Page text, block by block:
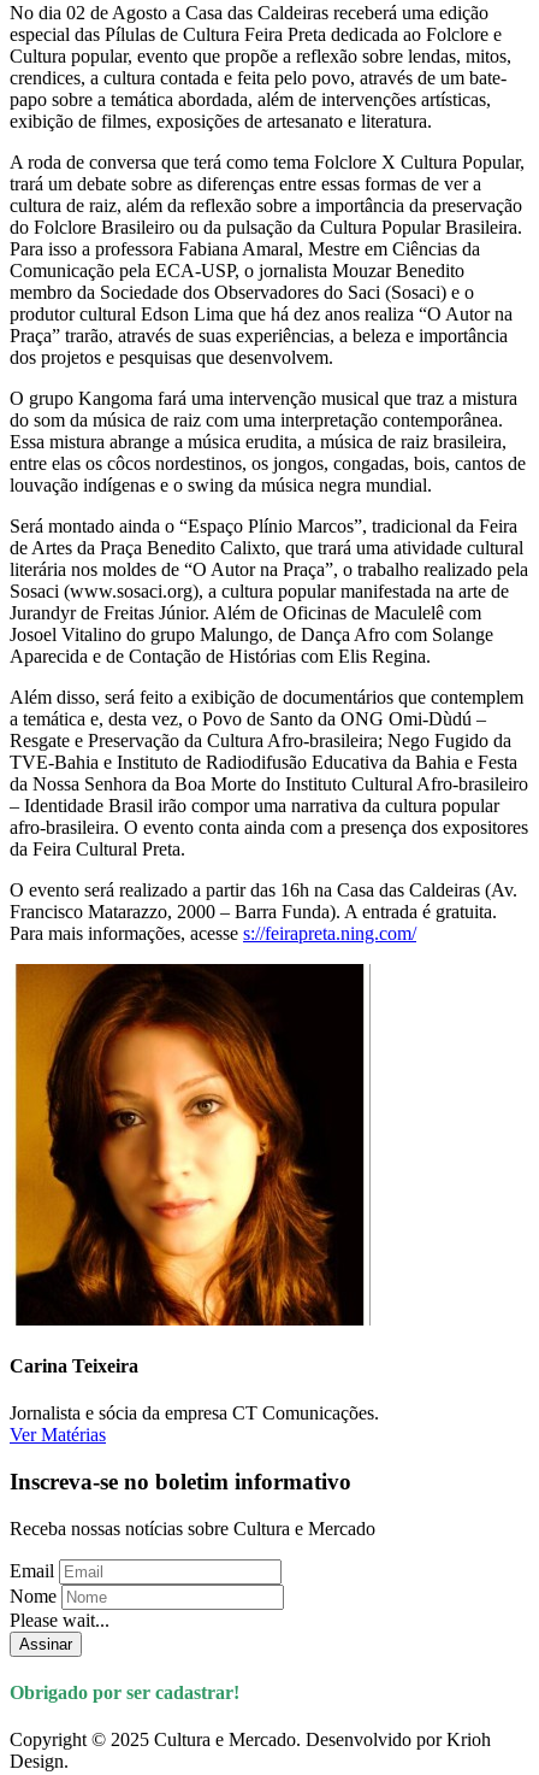
No dia 02 de Agosto a Casa das Caldeiras receberá uma edição
especial das Pílulas de Cultura Feira Preta dedicada ao Folclore e
Cultura popular, evento que propõe a reflexão sobre lendas, mitos,
crendices, a cultura contada e feita pelo povo, através de um bate-
papo sobre a temática abordada, além de intervenções artísticas,
exibição de filmes, exposições de artesanato e literatura.
A roda de conversa que terá como tema Folclore X Cultura Popular,
trará um debate sobre as diferenças entre essas formas de ver a
cultura de raiz, além da reflexão sobre a importância da preservação
do Folclore Brasileiro ou da pulsação da Cultura Popular Brasileira.
Para isso a professora Fabiana Amaral, Mestre em Ciências da
Comunicação pela ECA-USP, o jornalista Mouzar Benedito
membro da Sociedade dos Observadores do Saci (Sosaci) e o
produtor cultural Edson Lima que há dez anos realiza “O Autor na
Praça” trarão, através de suas experiências, a beleza e importância
dos projetos e pesquisas que desenvolvem.
O grupo Kangoma fará uma intervenção musical que traz a mistura
do som da música de raiz com uma interpretação contemporânea.
Essa mistura abrange a música erudita, a música de raiz brasileira,
entre elas os côcos nordestinos, os jongos, congadas, bois, cantos de
louvação indígenas e o swing da música negra mundial.
Será montado ainda o “Espaço Plínio Marcos”, tradicional da Feira
de Artes da Praça Benedito Calixto, que trará uma atividade cultural
literária nos moldes de “O Autor na Praça”, o trabalho realizado pela
Sosaci (www.sosaci.org), a cultura popular manifestada na arte de
Jurandyr de Freitas Júnior. Além de Oficinas de Maculelê com
Josoel Vitalino do grupo Malungo, de Dança Afro com Solange
Aparecida e de Contação de Histórias com Elis Regina.
Além disso, será feito a exibição de documentários que contemplem
a temática e, desta vez, o Povo de Santo da ONG Omi-Dùdú –
Resgate e Preservação da Cultura Afro-brasileira; Nego Fugido da
TVE-Bahia e Instituto de Radiodifusão Educativa da Bahia e Festa
da Nossa Senhora da Boa Morte do Instituto Cultural Afro-brasileiro
– Identidade Brasil irão compor uma narrativa da cultura popular
afro-brasileira. O evento conta ainda com a presença dos expositores
da Feira Cultural Preta.
O evento será realizado a partir das 16h na Casa das Caldeiras (Av.
Francisco Matarazzo, 2000 – Barra Funda). A entrada é gratuita.
Para mais informações, acesse s://feirapreta.ning.com/
Carina Teixeira
Jornalista e sócia da empresa CT Comunicações.
Ver Matérias
Inscreva-se no boletim informativo
Receba nossas notícias sobre Cultura e Mercado
Email
Nome
Please wait...
Assinar
Obrigado por ser cadastrar!
Copyright © 2025 Cultura e Mercado. Desenvolvido por Krioh
Design.